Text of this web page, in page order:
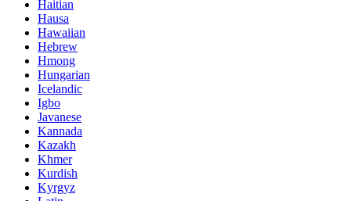
Haitian
Hausa
Hawaiian
Hebrew
Hmong
Hungarian
Icelandic
Igbo
Javanese
Kannada
Kazakh
Khmer
Kurdish
Kyrgyz